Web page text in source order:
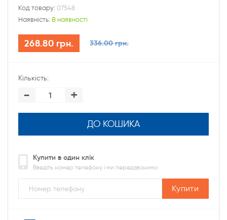
Код товару: 07548
Наявність: В наявності
268.80 грн. 336.00 грн.
Кількість:
- +
ДО КОШИКА
Купити в один клік
Введіть номер телефону і ми передзвонимо
Купити